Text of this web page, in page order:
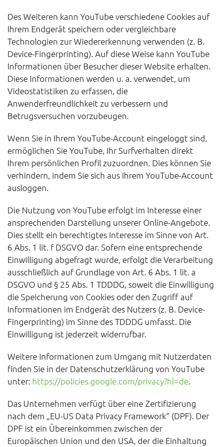
Des Weiteren kann YouTube verschiedene Cookies auf
Ihrem Endgerät speichern oder vergleichbare
Technologien zur Wiedererkennung verwenden (z. B.
Device-Fingerprinting). Auf diese Weise kann YouTube
Informationen über Besucher dieser Website erhalten.
Diese Informationen werden u. a. verwendet, um
Videostatistiken zu erfassen, die
Anwenderfreundlichkeit zu verbessern und
Betrugsversuchen vorzubeugen.
Wenn Sie in Ihrem YouTube-Account eingeloggt sind,
ermöglichen Sie YouTube, Ihr Surfverhalten direkt
Ihrem persönlichen Profil zuzuordnen. Dies können Sie
verhindern, indem Sie sich aus Ihrem YouTube-Account
ausloggen.
Die Nutzung von YouTube erfolgt im Interesse einer
ansprechenden Darstellung unserer Online-Angebote.
Dies stellt ein berechtigtes Interesse im Sinne von Art.
6 Abs. 1 lit. f DSGVO dar. Sofern eine entsprechende
Einwilligung abgefragt wurde, erfolgt die Verarbeitung
ausschließlich auf Grundlage von Art. 6 Abs. 1 lit. a
DSGVO und § 25 Abs. 1 TDDDG, soweit die Einwilligung
die Speicherung von Cookies oder den Zugriff auf
Informationen im Endgerät des Nutzers (z. B. Device-
Fingerprinting) im Sinne des TDDDG umfasst. Die
Einwilligung ist jederzeit widerrufbar.
Weitere Informationen zum Umgang mit Nutzerdaten
finden Sie in der Datenschutzerklärung von YouTube
unter: https://policies.google.com/privacy?hl=de.
Das Unternehmen verfügt über eine Zertifizierung
nach dem „EU-US Data Privacy Framework“ (DPF). Der
DPF ist ein Übereinkommen zwischen der
Europäischen Union und den USA, der die Einhaltung